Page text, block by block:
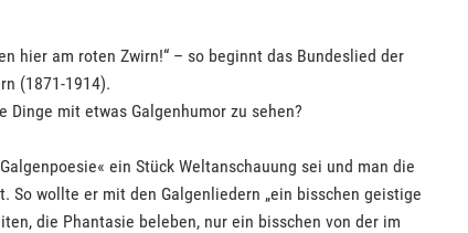
hier am roten Zwirn!“ – so beginnt das Bundeslied der
(1871-1914).
mit etwas Galgenhumor zu sehen?
ein Stück Weltanschauung sei und man die
So wollte er mit den Galgenliedern „ein bisschen geistige
die Phantasie beleben, nur ein bisschen von der im